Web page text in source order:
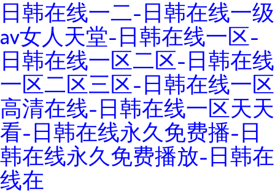
日韩在线一二-日韩在线一级
av女人天堂-日韩在线一区-
日韩在线一区二区-日韩在线
一区二区三区-日韩在线一区
高清在线-日韩在线一区天天
看-日韩在线永久免费播-日
韩在线永久免费播放-日韩在
线在